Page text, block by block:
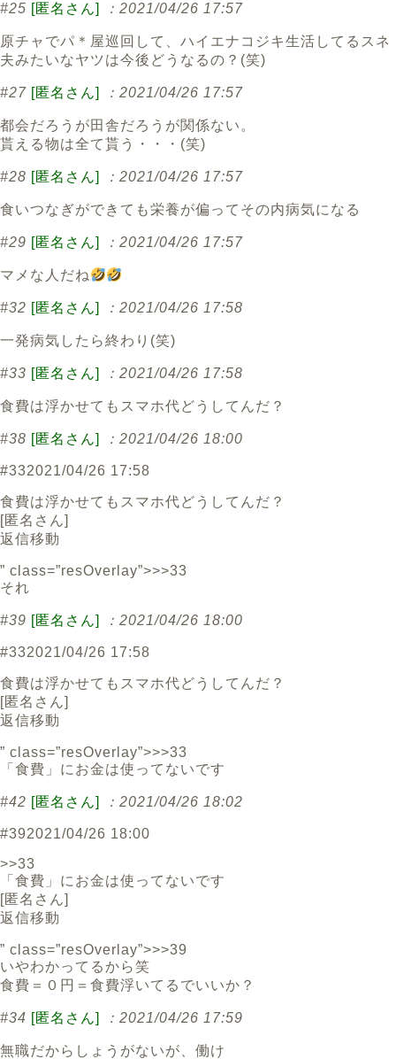
#25 [匿名さん] ：2021/04/26 17:57
原チャでパ＊屋巡回して、ハイエナコジキ生活してるスネ
夫みたいなヤツは今後どうなるの？(笑)
#27 [匿名さん] ：2021/04/26 17:57
都会だろうが田舎だろうが関係ない。
貰える物は全て貰う・・・(笑)
#28 [匿名さん] ：2021/04/26 17:57
食いつなぎができても栄養が偏ってその内病気になる
#29 [匿名さん] ：2021/04/26 17:57
マメな人だね
#32 [匿名さん] ：2021/04/26 17:58
一発病気したら終わり(笑)
#33 [匿名さん] ：2021/04/26 17:58
食費は浮かせてもスマホ代どうしてんだ？
#38 [匿名さん] ：2021/04/26 18:00
#332021/04/26 17:58
食費は浮かせてもスマホ代どうしてんだ？
[匿名さん]
返信移動
” class=”resOverlay”>>>33
それ
#39 [匿名さん] ：2021/04/26 18:00
#332021/04/26 17:58
食費は浮かせてもスマホ代どうしてんだ？
[匿名さん]
返信移動
” class=”resOverlay”>>>33
「食費」にお金は使ってないです
#42 [匿名さん] ：2021/04/26 18:02
#392021/04/26 18:00
>>33
「食費」にお金は使ってないです
[匿名さん]
返信移動
” class=”resOverlay”>>>39
いやわかってるから笑
食費＝０円＝食費浮いてるでいいか？
#34 [匿名さん] ：2021/04/26 17:59
無職だからしょうがないが、働け